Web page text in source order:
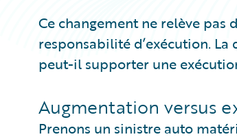
Ce changement ne relève
responsabilité d’exécution.
peut-il supporter une
Augmentation versus
Prenons un sinistre auto